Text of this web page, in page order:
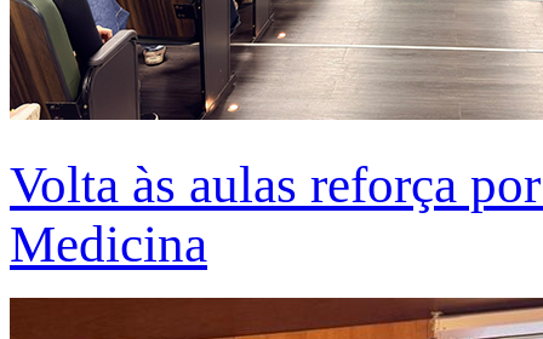
Volta às aulas reforça
Medicina